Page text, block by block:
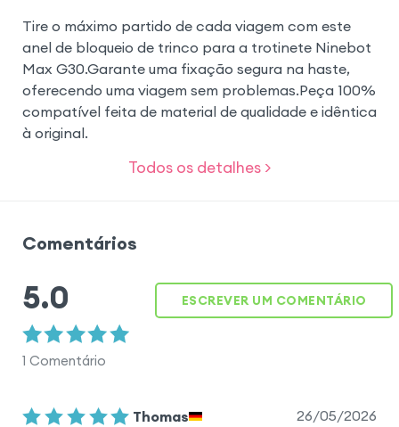
Tire o máximo partido de cada viagem com este
anel de bloqueio de trinco para a trotinete Ninebot
Max G30.Garante uma fixação segura na haste,
oferecendo uma viagem sem problemas.Peça 100%
compatível feita de material de qualidade e idêntica
à original.
Todos os detalhes >
Comentários
5.0
1 Comentário
ESCREVER UM COMENTÁRIO
Thomas
26/05/2026